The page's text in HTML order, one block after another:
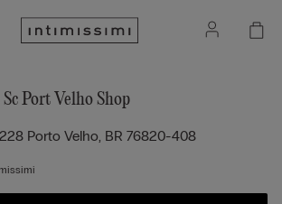
Port Velho Shop
Porto Velho, BR 76820-408